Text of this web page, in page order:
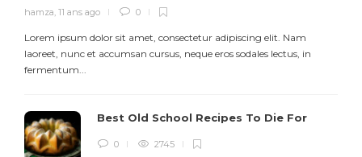
hamza, 11 ans ago 0
Lorem ipsum dolor sit amet, consectetur adipiscing elit. Nam
laoreet, nunc et accumsan cursus, neque eros sodales lectus, in
fermentum...
Best Old School Recipes To Die For
0 2745